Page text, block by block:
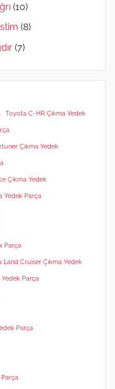
(10)
(8)
(7)
Toyota C-HR Çıkma Yedek
Çıkma Yedek
Çıkma Yedek
Yedek Parça
Parça
Land Cruiser Çıkma Yedek
Parça
Parça